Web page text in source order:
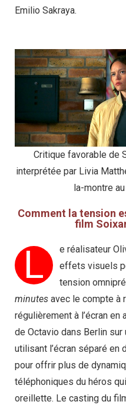
Emilio Sakraya.
Critique favorable de
interprétée par Livia
la-montre
Comment la tension
film
L
e réalisateur
effets visuels
tension
minutes avec le compte à
régulièrement à l’écran
de Octavio dans Berlin
utilisant l’écran séparé
pour offrir plus de
téléphoniques du héros
oreillette. Le casting du